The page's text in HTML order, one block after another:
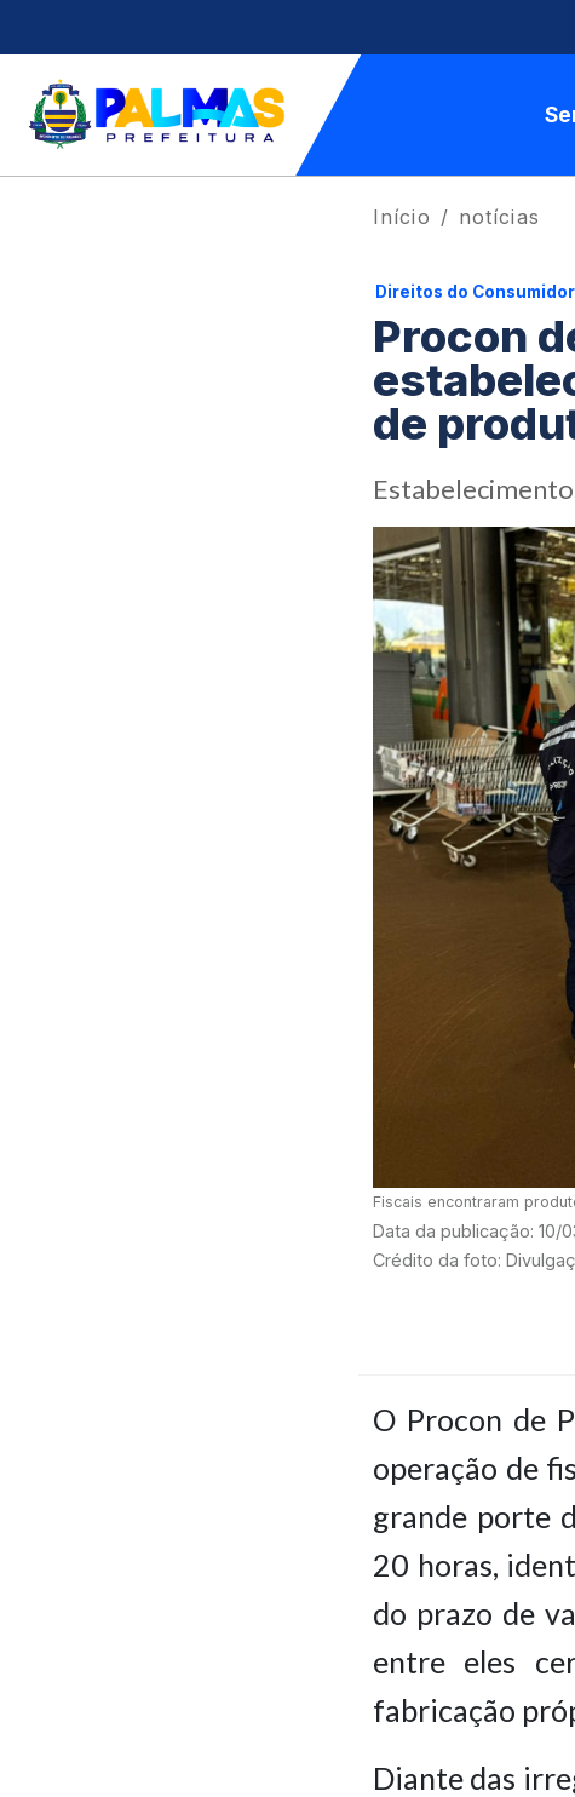
Início notícias
Direitos do Consumidor
Procon
de
Fiscais encontraram
Data da publicação: 10/
Crédito da foto:
O Procon de
operação de
grande porte
20 horas,
do prazo de
entre eles
fabricação
Diante das